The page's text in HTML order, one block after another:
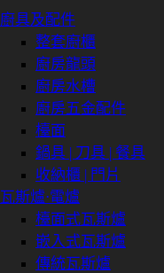
廚具及配件
整套廚櫃
廚房龍頭
廚房水槽
廚房五金配件
檯面
鍋具 | 刀具 | 餐具
收納櫃 | 門片
瓦斯爐⋅電爐
檯面式瓦斯爐
嵌入式瓦斯爐
傳統瓦斯爐